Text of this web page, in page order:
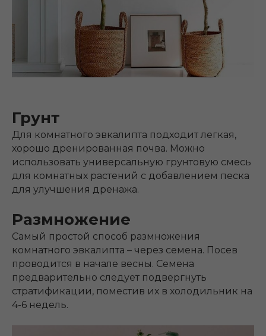
Грунт
Для комнатного эвкалипта подходит легкая,
хорошо дренированная почва. Можно
использовать универсальную грунтовую смесь
для комнатных растений с добавлением песка
для улучшения дренажа.
Размножение
Самый простой способ размножения
комнатного эвкалипта – через семена. Посев
проводится в начале весны. Семена
предварительно следует подвергнуть
стратификации, поместив их в холодильник на
4-6 недель.